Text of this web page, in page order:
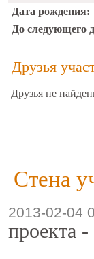
Дата рождения:
До следующего
Друзья
Друзья не
Стена
2013-02-04
проекта